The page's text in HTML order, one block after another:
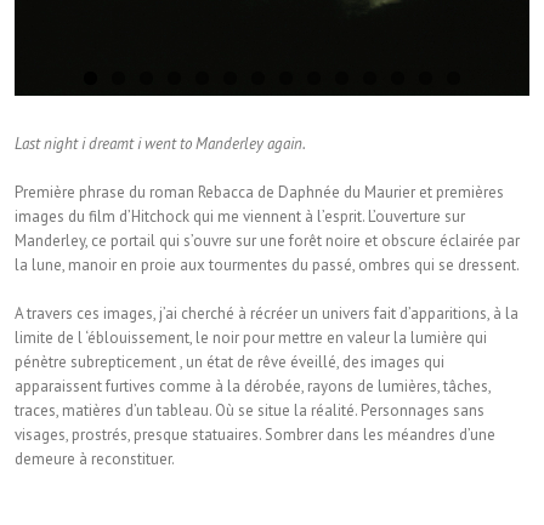
Last night i dreamt i went to Manderley again.
Première phrase du roman Rebacca de Daphnée du Maurier et premières
images du film d’Hitchock qui me viennent à l’esprit. L’ouverture sur
Manderley, ce portail qui s’ouvre sur une forêt noire et obscure éclairée par
la lune, manoir en proie aux tourmentes du passé, ombres qui se dressent.
A travers ces images, j’ai cherché à récréer un univers fait d’apparitions, à la
limite de l ‘éblouissement, le noir pour mettre en valeur la lumière qui
pénètre subrepticement , un état de rêve éveillé, des images qui
apparaissent furtives comme à la dérobée, rayons de lumières, tâches,
traces, matières d’un tableau. Où se situe la réalité. Personnages sans
visages, prostrés, presque statuaires. Sombrer dans les méandres d’une
demeure à reconstituer.